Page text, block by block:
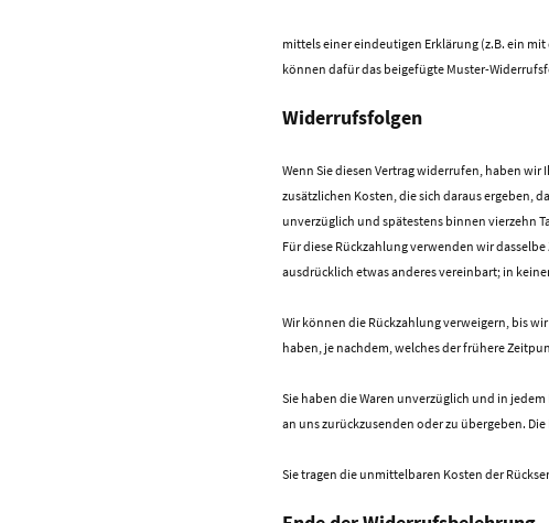
mittels einer eindeutigen Erklärung (z.B. ein
können dafür das beigefügte Muster-
Widerrufsfolgen
Wenn Sie diesen Vertrag widerrufen, haben
zusätzlichen Kosten, die sich daraus ergeben,
unverzüglich und spätestens binnen vierzehn
Für diese Rückzahlung verwenden wir
ausdrücklich etwas anderes vereinbart; in
Wir können die Rückzahlung verweigern, bis
haben, je nachdem, welches der frühere
Sie haben die Waren unverzüglich und in
an uns zurückzusenden oder zu übergeben.
Sie tragen die unmittelbaren Kosten der